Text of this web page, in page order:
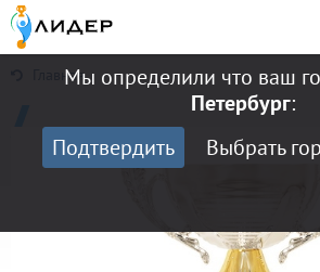
Мы определили что ваш
Петербург:
Подтвердить
Выбрать
Главная